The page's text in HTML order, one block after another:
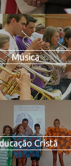
Música
Cristã